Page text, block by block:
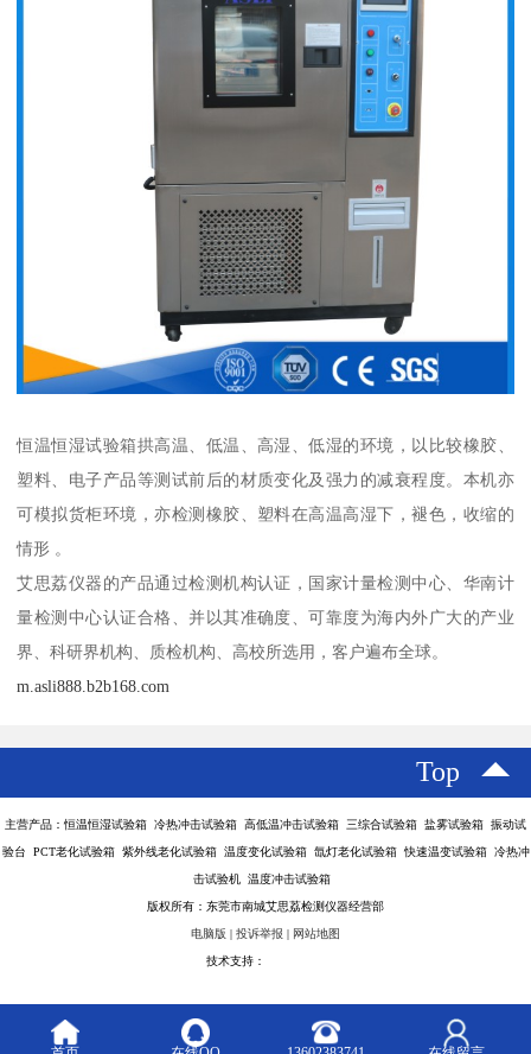
恒温恒湿试验箱拱高温、低温、高湿、低湿的环境，以比较橡胶、
塑料、电子产品等测试前后的材质变化及强力的减衰程度。本机亦
可模拟货柜环境，亦检测橡胶、塑料在高温高湿下，褪色，收缩的
情形 。
艾思荔仪器的产品通过检测机构认证，国家计量检测中心、华南计
量检测中心认证合格、并以其准确度、可靠度为海内外广大的产业
界、科研界机构、质检机构、高校所选用，客户遍布全球。
m.asli888.b2b168.com
Top
主营产品：恒温恒湿试验箱 冷热冲击试验箱 高低温冲击试验箱 三综合试验箱 盐雾试验箱 振动试
验台 PCT老化试验箱 紫外线老化试验箱 温度变化试验箱 氙灯老化试验箱 快速温变试验箱 冷热冲
击试验机 温度冲击试验箱
版权所有：东莞市南城艾思荔检测仪器经营部
电脑版 | 投诉举报 | 网站地图
技术支持：